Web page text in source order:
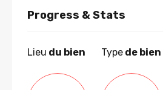
Progress & Stats
Lieu du bien Type de bien